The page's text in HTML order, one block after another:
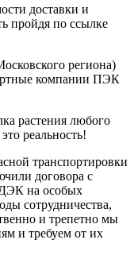
доставки и
пройдя по ссылке
региона)
компании ПЭК
растения любого
реальность!
транспортировки
договора с
на особых
сотрудничества,
и трепетно мы
и требуем от их